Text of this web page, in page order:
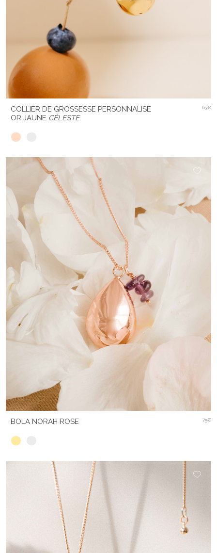
COLLIER DE GROSSESSE PERSONNALISÉ
OR JAUNE CÉLESTE
63€
BOLA NORAH ROSE 75€